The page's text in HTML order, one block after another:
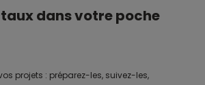
dans votre poche
projets : préparez-les, suivez-les,